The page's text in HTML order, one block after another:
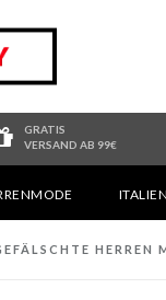
GRATIS
VERSAND AB 99€
HERREN